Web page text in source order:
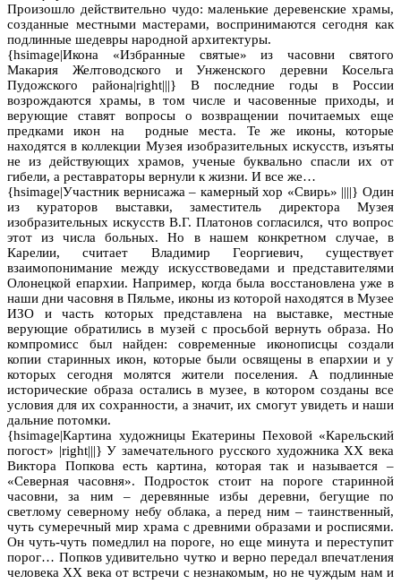
Произошло действительно чудо: маленькие деревенские храмы,
созданные местными мастерами, воспринимаются сегодня как
подлинные шедевры народной архитектуры.
{hsimage|Икона «Избранные святые» из часовни святого
Макария Желтоводского и Унженского деревни Косельга
Пудожского района|right|||} В последние годы в России
возрождаются храмы, в том числе и часовенные приходы, и
верующие ставят вопросы о возвращении почитаемых еще
предками икон на родные места. Те же иконы, которые
находятся в коллекции Музея изобразительных искусств, изъяты
не из действующих храмов, ученые буквально спасли их от
гибели, а реставраторы вернули к жизни. И все же…
{hsimage|Участник вернисажа – камерный хор «Свирь» ||||} Один
из кураторов выставки, заместитель директора Музея
изобразительных искусств В.Г. Платонов согласился, что вопрос
этот из числа больных. Но в нашем конкретном случае, в
Карелии, считает Владимир Георгиевич, существует
взаимопонимание между искусствоведами и представителями
Олонецкой епархии. Например, когда была восстановлена уже в
наши дни часовня в Пяльме, иконы из которой находятся в Музее
ИЗО и часть которых представлена на выставке, местные
верующие обратились в музей с просьбой вернуть образа. Но
компромисс был найден: современные иконописцы создали
копии старинных икон, которые были освящены в епархии и у
которых сегодня молятся жители поселения. А подлинные
исторические образа остались в музее, в котором созданы все
условия для их сохранности, а значит, их смогут увидеть и наши
дальние потомки.
{hsimage|Картина художницы Екатерины Пеховой «Карельский
погост» |right|||} У замечательного русского художника ХХ века
Виктора Попкова есть картина, которая так и называется –
«Северная часовня». Подросток стоит на пороге старинной
часовни, за ним – деревянные избы деревни, бегущие по
светлому северному небу облака, а перед ним – таинственный,
чуть сумеречный мир храма с древними образами и росписями.
Он чуть-чуть помедлил на пороге, но еще минута и переступит
порог… Попков удивительно чутко и верно передал впечатления
человека ХХ века от встречи с незнакомым, но не чуждым нам и